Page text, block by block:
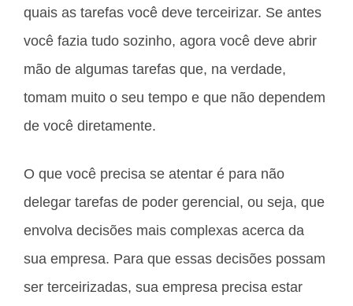
quais as tarefas você deve terceirizar. Se antes
você fazia tudo sozinho, agora você deve abrir
mão de algumas tarefas que, na verdade,
tomam muito o seu tempo e que não dependem
de você diretamente.
O que você precisa se atentar é para não
delegar tarefas de poder gerencial, ou seja, que
envolva decisões mais complexas acerca da
sua empresa. Para que essas decisões possam
ser terceirizadas, sua empresa precisa estar